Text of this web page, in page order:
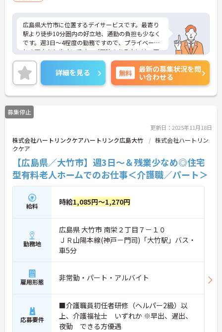
広島県大竹市に位置するデイサービスです。最寄り
駅より徒歩10分圏内の好立地、通勤の負担も少なく
です。週3日～4程度の勤務ですので、プライベート
との両立もしやすいです。ご興味のある方には、面
接対策ポイントなど、さらに詳細をお話しいたしま
すのでお気軽にご相談ください！
詳細を見る 無料
最新の募集状況を問
い合わせる
募集停止
更新日：2025年11月18日
株式会社ハートリンクケアハートリンク広島大竹
株式会社ハートリン
クケア
【広島県／大竹市】週3日～＆残業少なめ◎住宅
型有料老人ホームでのお仕事＜介護職／パート＞
給料 時給1,085円～1,270円
勤務地
広島県 大竹市 南栄２丁目７－１０
ＪＲ山陽本線(神戸－門司)「大竹駅」バス・
車5分
雇用形態 非常勤・パート・アルバイト
応募要件
■介護職員初任者研修（ヘルパー2級）以
上、介護福祉士 いずれか ※早出、遅出、
夜勤 できる方優遇